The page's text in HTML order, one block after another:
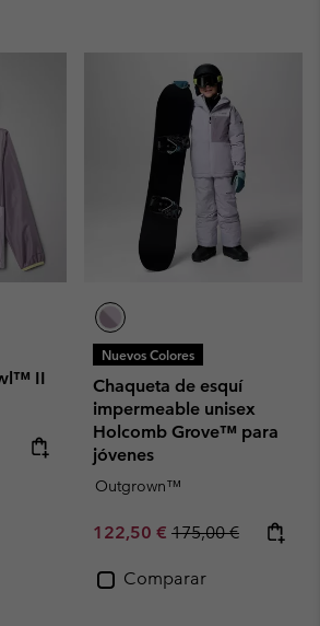
II
price:
Nuevos Colores
Chaqueta de esquí
impermeable unisex
Holcomb Grove™ para
jóvenes
Outgrown™
Sale price:
122,50 € Regular price:
175,00 €
Comparar